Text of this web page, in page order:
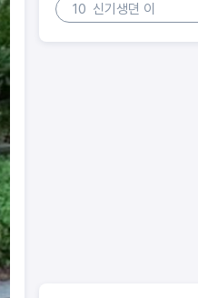
10 신기생뎐 이